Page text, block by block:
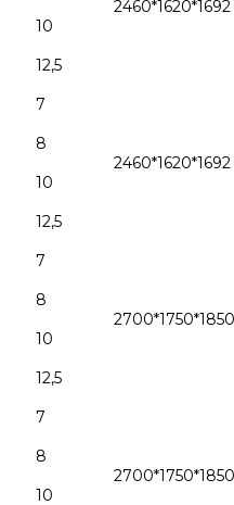
2460*1620*1692
10
12,5
7
2460*1620*1692
8
10
12,5
7
2700*1750*1850
8
10
12,5
7
2700*1750*1850
8
10